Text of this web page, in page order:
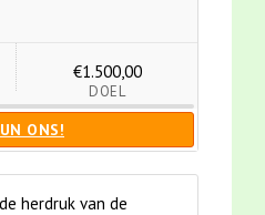
€1.500,00
DOEL
ONS!
herdruk van de